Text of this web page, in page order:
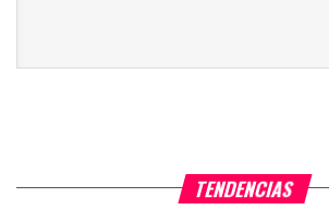
TENDENCIAS